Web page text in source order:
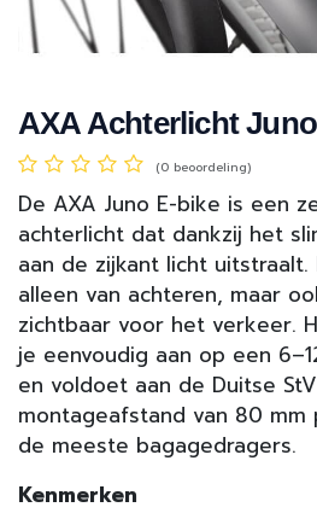
AXA Achterlicht
(0 beoordeling)
De AXA Juno E-bike is een
achterlicht dat dankzij het
aan de zijkant licht
alleen van achteren, maar
zichtbaar voor het verkeer.
je eenvoudig aan op een
en voldoet aan de Duitse
montageafstand van 80
de meeste bagagedragers.
Kenmerken